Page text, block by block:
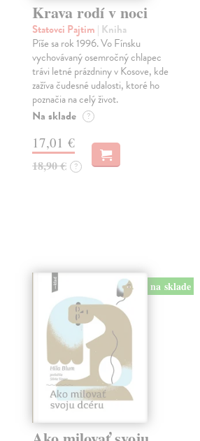
Krava rodí v noci
Statovci Pajtim | Kniha
Píše sa rok 1996. Vo Fínsku
vychovávaný osemročný chlapec
trávi letné prázdniny v Kosove, kde
zažíva čudesné udalosti, ktoré ho
poznačia na celý život.
Na sklade ?
17,01 €
18,90 € ?
na sklade